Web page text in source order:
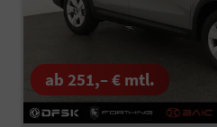
ab 251,– € mtl.